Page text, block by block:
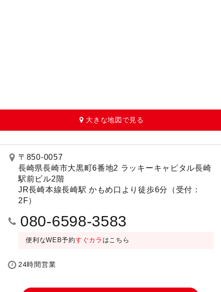
大きな地図で見る
〒850-0057
長崎県長崎市大黒町6番地2 ラッキーキャピタル長崎
駅前ビル2階
JR長崎本線長崎駅 かもめ口より徒歩6分（受付：
2F）
080-6598-3583
便利なWEB予約すぐカラ はこちら
24時間営業